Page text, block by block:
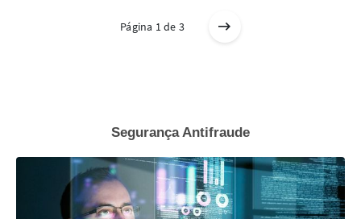
Página 1 de 3
Segurança Antifraude